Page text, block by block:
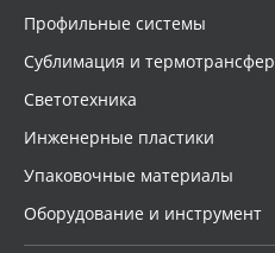
Профильные системы
Сублимация и термотрансфер
Светотехника
Инженерные пластики
Упаковочные материалы
Оборудование и инструмент